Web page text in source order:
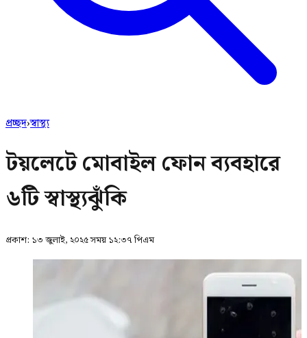
প্রচ্ছদ›স্বাস্থ্য
টয়লেটে মোবাইল ফোন ব্যবহারে
৬টি স্বাস্থ্যঝুঁকি
প্রকাশ: ১৩ জুলাই, ২০২৫ সময় ১২:৩৭ পিএম